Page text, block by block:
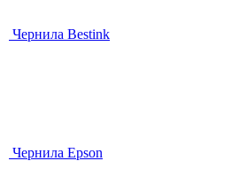
Чернила Bestink
Чернила Epson